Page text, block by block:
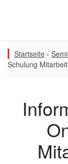
Startseite ›
Schulung